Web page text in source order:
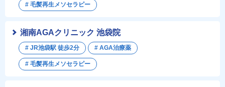
# 毛髪再生メソセラピー
湘南AGAクリニック 池袋院
# JR池袋駅 徒歩2分 # AGA治療薬
# 毛髪再生メソセラピー